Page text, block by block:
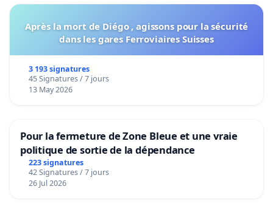
Après la mort de Diégo , agissons pour la sécurité
dans les gares Ferroviaires Suisses
3 193 signatures
45 Signatures / 7 jours
13 May 2026
Pour la fermeture de Zone Bleue et une vraie
politique de sortie de la dépendance
223 signatures
42 Signatures / 7 jours
26 Jul 2026